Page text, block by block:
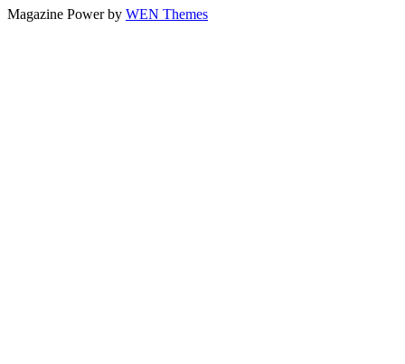
Magazine Power by WEN Themes